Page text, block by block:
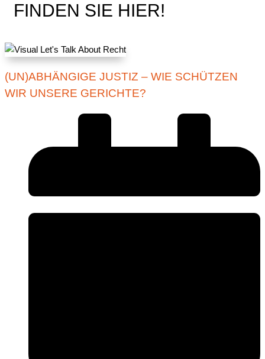
FINDEN SIE HIER!
(UN)ABHÄNGIGE JUSTIZ – WIE SCHÜTZEN
WIR UNSERE GERICHTE?